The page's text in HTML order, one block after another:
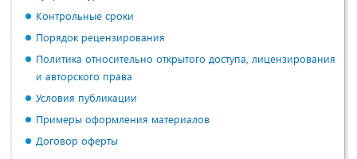
Контрольные сроки
Порядок рецензирования
Политика относительно открытого доступа, лицензирования
и авторского права
Условия публикации
Примеры оформления материалов
Договор оферты